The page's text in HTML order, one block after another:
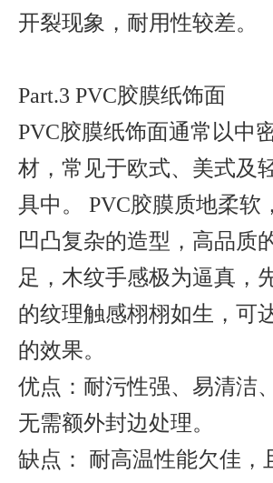
开裂现象，耐用性较差。
Part.3 PVC胶膜纸饰面
PVC胶膜纸饰面通常以中
材，常见于欧式、美式及
具中。 PVC胶膜质地柔软
凹凸复杂的造型，高品质
足，木纹手感极为逼真，
的纹理触感栩栩如生，可
的效果。
优点：耐污性强、易清洁
无需额外封边处理。
缺点： 耐高温性能欠佳，